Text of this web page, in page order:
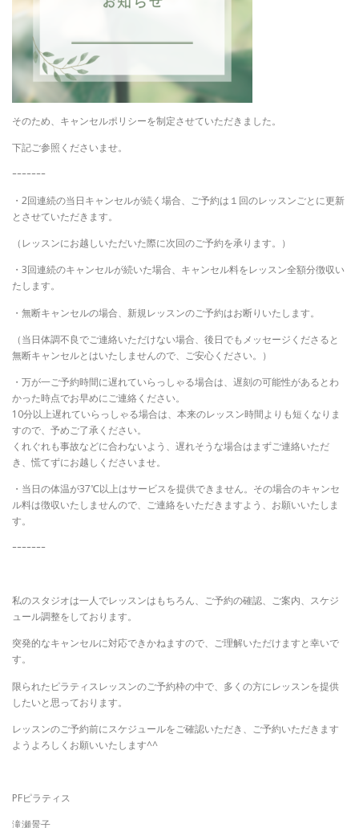
そのため、キャンセルポリシーを制定させていただきました。
下記ご参照くださいませ。
ｰｰｰｰｰｰｰ
・2回連続の当日キャンセルが続く場合、ご予約は１回のレッスンごとに更新
とさせていただきます。
（レッスンにお越しいただいた際に次回のご予約を承ります。）
・3回連続のキャンセルが続いた場合、キャンセル料をレッスン全額分徴収い
たします。
・無断キャンセルの場合、新規レッスンのご予約はお断りいたします。
（当日体調不良でご連絡いただけない場合、後日でもメッセージくださると
無断キャンセルとはいたしませんので、ご安心ください。）
・万が一ご予約時間に遅れていらっしゃる場合は、遅刻の可能性があるとわ
かった時点でお早めにご連絡ください。
10分以上遅れていらっしゃる場合は、本来のレッスン時間よりも短くなりま
すので、予めご了承ください。
くれぐれも事故などに合わないよう、遅れそうな場合はまずご連絡いただ
き、慌てずにお越しくださいませ。
・当日の体温が37℃以上はサービスを提供できません。その場合のキャンセ
ル料は徴収いたしませんので、ご連絡をいただきますよう、お願いいたしま
す。
ｰｰｰｰｰｰｰ
私のスタジオは一人でレッスンはもちろん、ご予約の確認、ご案内、スケジ
ュール調整をしております。
突発的なキャンセルに対応できかねますので、ご理解いただけますと幸いで
す。
限られたピラティスレッスンのご予約枠の中で、多くの方にレッスンを提供
したいと思っております。
レッスンのご予約前にスケジュールをご確認いただき、ご予約いただきます
ようよろしくお願いいたします^^
PFピラティス
滝瀬景子